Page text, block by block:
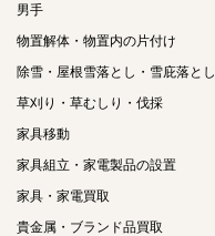
男手
物置解体・物置内の片付け
除雪・屋根雪落とし・雪庇落とし
草刈り・草むしり・伐採
家具移動
家具組立・家電製品の設置
家具・家電買取
貴金属・ブランド品買取